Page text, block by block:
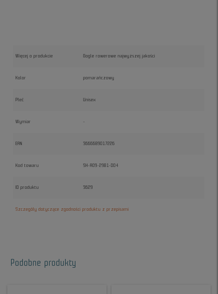
Więcej o produkcie Gogle rowerowe najwyższej jakości
Kolor pomarańczowy
Płeć Unisex
Wymiar -
EAN 3666689017226
Kod towaru SH-A09-29B1-D04
ID produktu 3629
Szczegóły dotyczące zgodności produktu z przepisami
Podobne produkty